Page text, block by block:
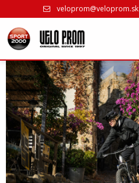
veloprom@veloprom.sk